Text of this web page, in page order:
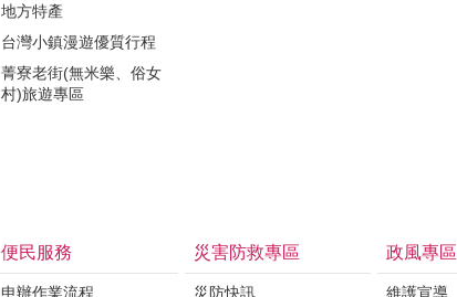
地方特產
台灣小鎮漫遊優質行程
菁寮老街(無米樂、俗女
村)旅遊專區
便民服務
申辦作業流程
災害防救專區
災防快訊
政風專區
維護宣導